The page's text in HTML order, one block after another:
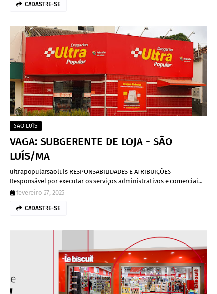
CADASTRE-SE
SAO LUÍS
VAGA: SUBGERENTE DE LOJA - SÃO
LUÍS/MA
ultrapopularsaoluis RESPONSABILIDADES E ATRIBUIÇÕES
Responsável por executar os serviços administrativos e comerciai…
fevereiro 27, 2025
CADASTRE-SE